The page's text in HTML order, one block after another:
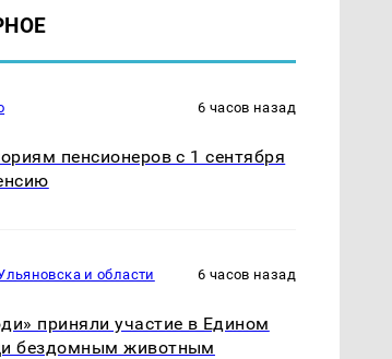
6 часов назад
пенсионеров с 1 сентября
и области 6 часов назад
приняли участие в Едином
бездомным животным